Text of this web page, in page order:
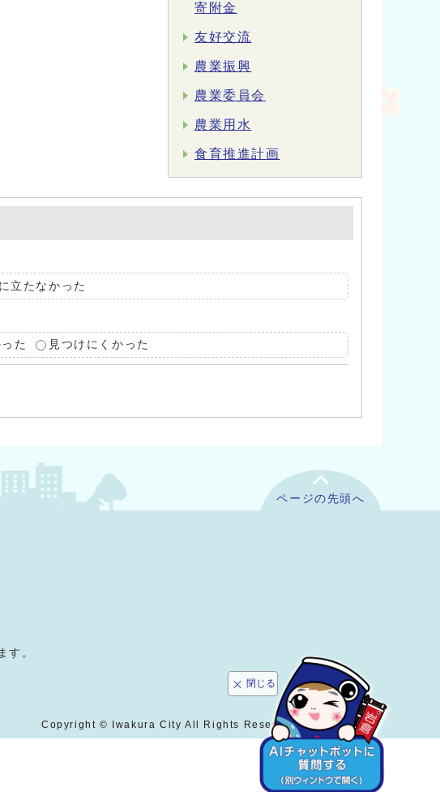
寄附金
友好交流
農業振興
農業委員会
農業用水
食育推進計画
立たなかった
た 見つけにくかった
閉じる
ページの先頭へ
す。
Copyright © Iwakura City All Rights Reserved.